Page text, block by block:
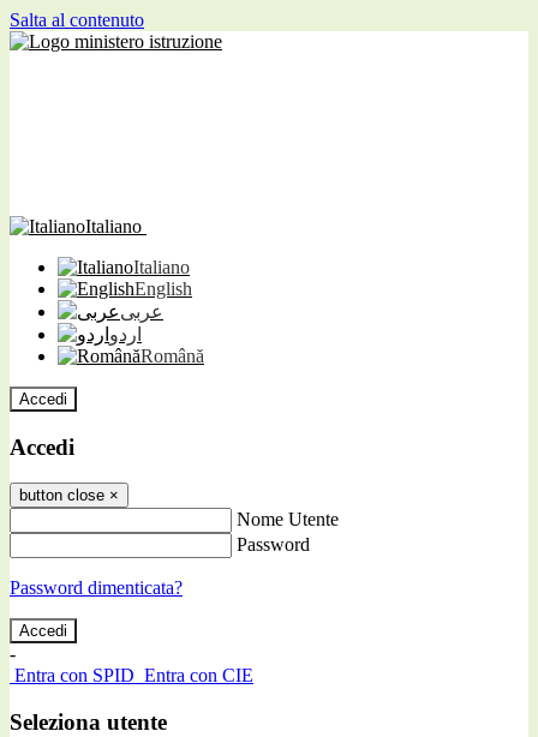
Salta al contenuto
Italiano
Italiano
English
عربى
اردو
Română
Accedi
Accedi
button close ×
Nome Utente
Password
Password dimenticata?
-
Entra con SPID Entra con CIE
Seleziona utente